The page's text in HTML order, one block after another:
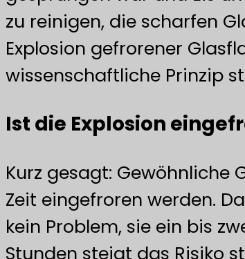
zu reinigen, die scharfen
Explosion gefrorener
wissenschaftliche Prinzip
Ist die Explosion
Kurz gesagt: Gewöhnliche
Zeit eingefroren werden.
kein Problem, sie ein bis
Stunden steigt das Risiko